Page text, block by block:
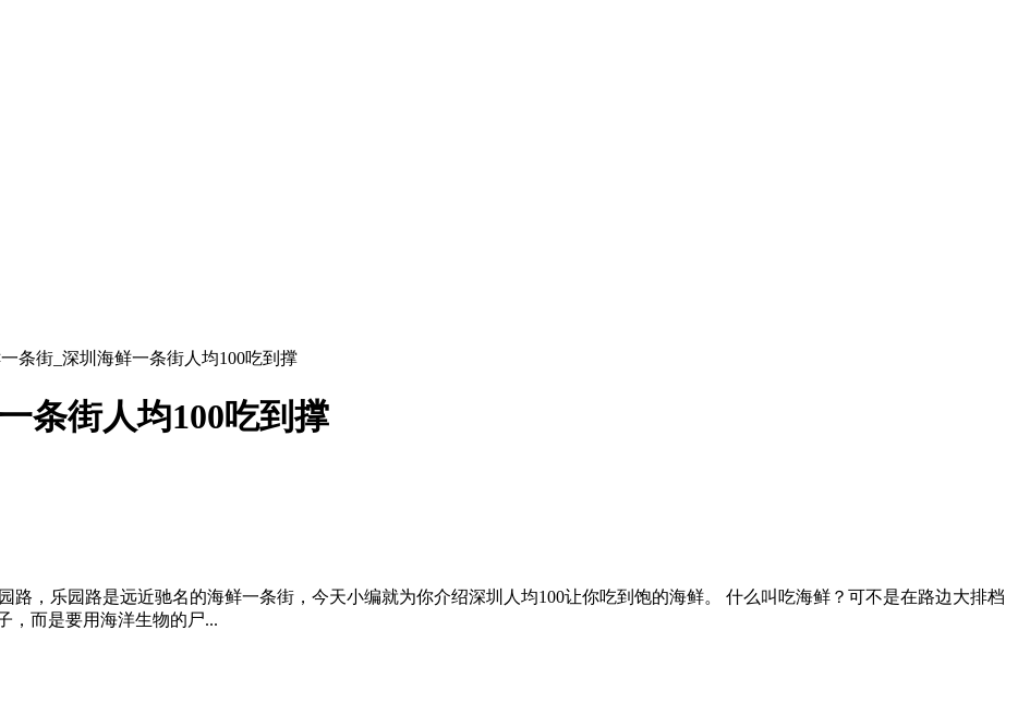
条街_深圳海鲜一条街人均100吃到撑
条街人均100吃到撑
，乐园路是远近驰名的海鲜一条街，今天小编就为你介绍深圳人均100让你吃到饱的海鲜。 什么叫吃海鲜？可不是在路边大排档
，而是要用海洋生物的尸...